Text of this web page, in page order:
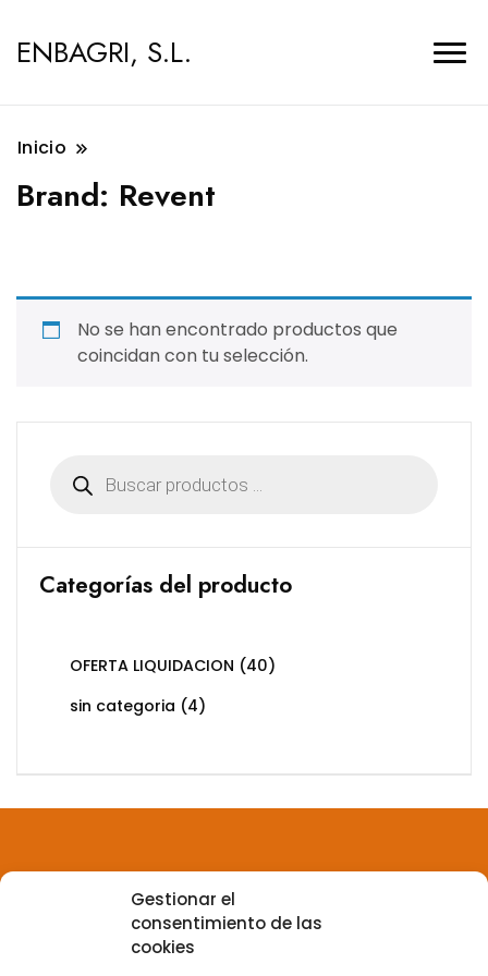
Gestionar el
consentimiento de las
cookies
ENBAGRI, S.L.
Inicio
Brand: Revent
No se han encontrado productos que
coincidan con tu selección.
productos
Categorías del producto
OFERTA LIQUIDACION (40)
sin categoria (4)